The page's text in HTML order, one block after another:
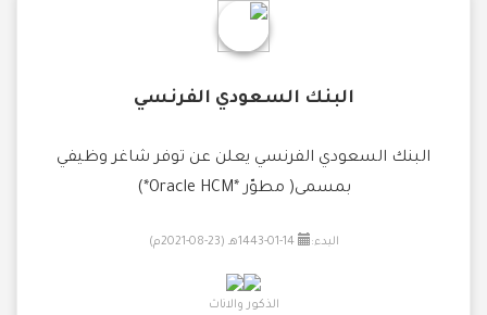
البنك السعودي الفرنسي
البنك السعودي الفرنسي يعلن عن توفر شاغر وظيفي
بمسمى( مطوّر *Oracle HCM*)
البدء: 14-01-1443هـ (23-08-2021م)
الذكور والاناث